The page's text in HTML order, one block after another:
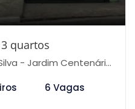
quartos
Centenário, São Paulo-SP
6 Vagas